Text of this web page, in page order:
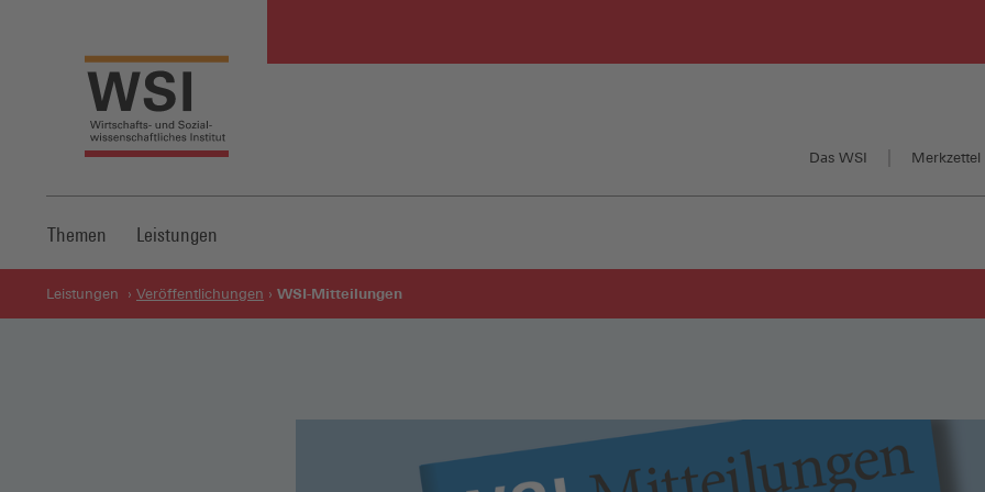
Das WSI Merkzettel
Themen Leistungen
Leistungen Veröffentlichungen WSI-Mitteilungen